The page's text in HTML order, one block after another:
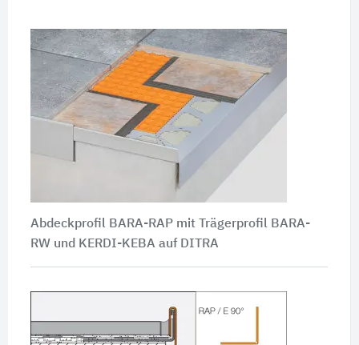
Abdeckprofil BARA-RAP mit Trägerprofil BARA-
RW und KERDI-KEBA auf DITRA